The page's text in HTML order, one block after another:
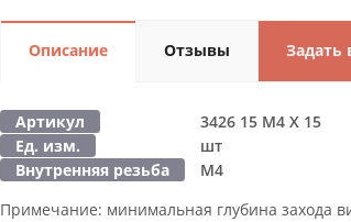
Описание Отзывы Задать
Артикул
3426 15 M4 X 15
Ед. изм.
шт
Внутренняя резьба
М4
Примечание: минимальная глубина захода